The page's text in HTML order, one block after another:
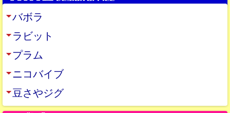
バボラ
ラビット
プラム
ニコバイブ
豆さやジグ